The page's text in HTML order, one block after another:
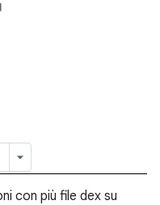
con più file dex su